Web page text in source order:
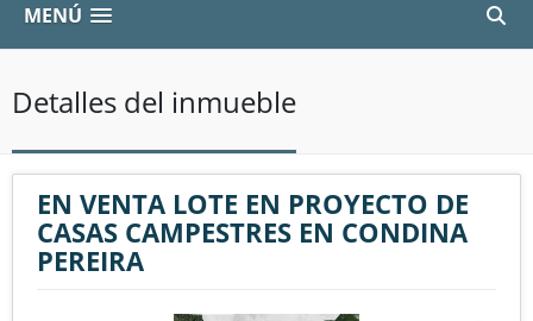
MENÚ
Detalles del inmueble
EN VENTA LOTE EN PROYECTO DE
CASAS CAMPESTRES EN CONDINA
PEREIRA